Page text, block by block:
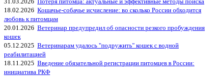
18.02.2026 Кошачье-собачье исчисление: во сколько России обходится
любовь к питомцам
20.01.2026 Ветеринар предупредил об опасности резкого пробуждения
кошек
05.12.2025 Ветеринарам удалось "подружить" кошек с водной
реабилитацией
18.11.2025 Введение обязательной регистрации питомцев в России:
инициатива РКФ